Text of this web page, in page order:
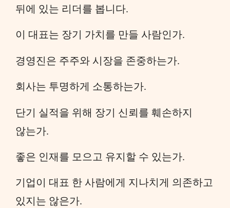
뒤에 있는 리더를 봅니다.
이 대표는 장기 가치를 만들 사람인가.
경영진은 주주와 시장을 존중하는가.
회사는 투명하게 소통하는가.
단기 실적을 위해 장기 신뢰를 훼손하지
않는가.
좋은 인재를 모으고 유지할 수 있는가.
기업이 대표 한 사람에게 지나치게 의존하고
있지는 않은가.